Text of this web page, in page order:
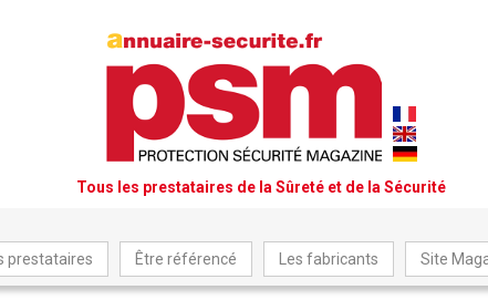
Tous les prestataires de la Sûreté et de la Sécurité
prestataires Être référencé Les fabricants Site